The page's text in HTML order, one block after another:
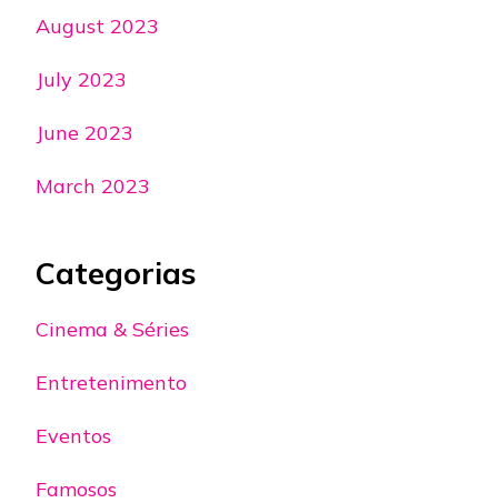
August 2023
July 2023
June 2023
March 2023
Categorias
Cinema & Séries
Entretenimento
Eventos
Famosos